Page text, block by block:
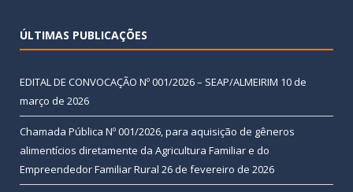
ÚLTIMAS PUBLICAÇÕES
EDITAL DE CONVOCAÇÃO Nº 001/2026 – SEAP/ALMEIRIM 10 de
março de 2026
Chamada Pública Nº 001/2026, para aquisição de gêneros
alimentícios diretamente da Agricultura Familiar e do
Empreendedor Familiar Rural 26 de fevereiro de 2026